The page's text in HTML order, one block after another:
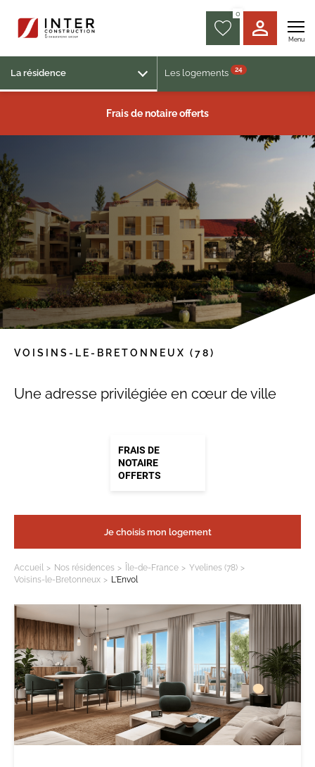
0
Menu
La résidence Les logements 24
Frais de notaire offerts
VOISINS-LE-BRETONNEUX (78)
Une adresse privilégiée en cœur de ville
FRAIS DE
NOTAIRE
OFFERTS
Je choisis mon logement
Accueil Nos résidences Île-de-France
Yvelines (78)
Voisins-le-Bretonneux
L'Envol